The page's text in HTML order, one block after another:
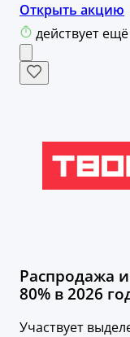
Открыть акцию
действует
Распродажа
80% в 2026
Участвует